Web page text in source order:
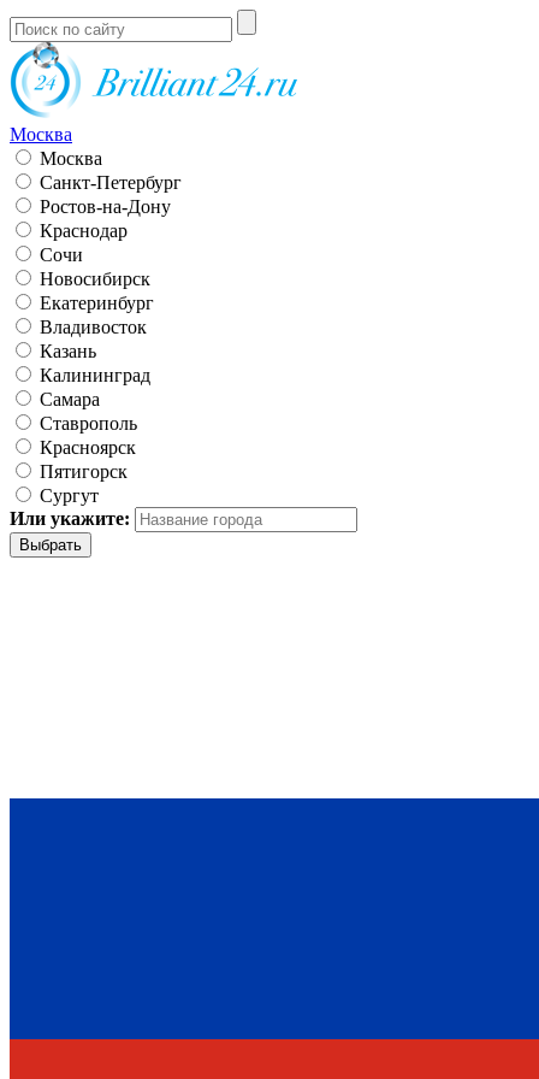
Москва
Москва
Санкт-Петербург
Ростов-на-Дону
Краснодар
Сочи
Новосибирск
Екатеринбург
Владивосток
Казань
Калининград
Самара
Ставрополь
Красноярск
Пятигорск
Сургут
Или укажите: